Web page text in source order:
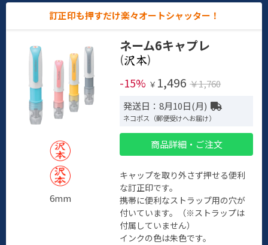
訂正印も押すだけ楽々オートシャッター！
6mm
ネーム6キャプレ
(
)
-15% ￥ 1,496 ￥1,760
発送日：8月10日(月)
ネコポス（郵便受けへお届け）
商品詳細・ご注文
キャップを取り外さず押せる便利
な訂正印です。
携帯に便利なストラップ用の穴が
付いています。（※ストラップは
付属していません）
インクの色は朱色です。